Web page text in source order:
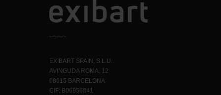
EXIBART SPAIN, S.L.U.
AVINGUDA ROMA, 12
08015 BARCELONA
CIF: B06956841